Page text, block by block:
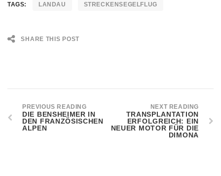
TAGS: LANDAU STRECKENSEGELFLUG
SHARE THIS POST
PREVIOUS READING
DIE BENSHEIMER IN
DEN FRANZÖSISCHEN
ALPEN
NEXT READING
TRANSPLANTATION
ERFOLGREICH: EIN
NEUER MOTOR FÜR DIE
DIMONA